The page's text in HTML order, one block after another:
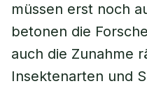
müssen erst noch
betonen die
auch die Zunahme
Insektenarten und